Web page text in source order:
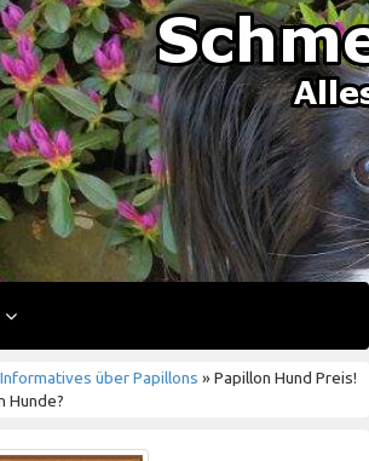
Informatives über Papillons » Papillon Hund Preis!
Hunde?